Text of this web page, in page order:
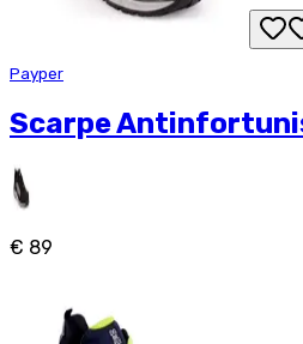
Payper
Scarpe
€ 89